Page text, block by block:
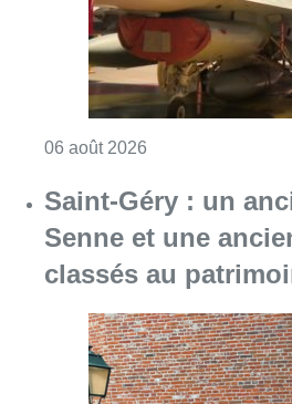
06 août 2026
Saint-Géry : un
Senne et une
classés au